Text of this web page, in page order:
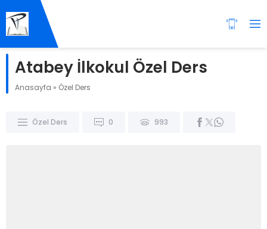
Atabey İlkokul Özel Ders
Anasayfa » Özel Ders
Özel Ders 0 993